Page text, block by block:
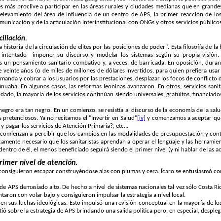
más proclive a participar en las áreas rurales y ciudades medianas que en
del área de influencia de un centro de APS, la primer reacción de
y de la articulación interinstitucional con ONGs y otros servicios
.
de la circulación de elites por las posiciones de poder". Esta filosofía de
imponer su discurso y modelar los sistemas según su propia
pensamiento sanitario combativo y, a veces, de barricada. En oposición,
años (o de miles de millones de dólares invertidos, para quien prefiera
y cobrar a los usuarios por las prestaciones, desplazar los focos de
En algunos casos, las reformas leoninas avanzaron. En otros, servicios
la mayoría de los servicios continúan siendo universales, gratuitos,
era tan negro. En un comienzo, se resistía al discurso de la economía de la
Ya no recitamos el "Invertir en Salud"[iv] y comenzamos a aceptar
pagar los servicios de Atención Primaria?, etc...
a percibir que los cambios en las modalidades de presupuestación y
necesario que los sanitaristas aprendan a operar el lenguaje y las
de él, el menos beneficiado seguirá siendo el primer nivel (y ni hablar de las
nivel de atención.
escapar construyéndose alas con plumas y cera. Ícaro se entusiasmó
demasiado alto. De hecho a nivel de sistemas nacionales tal vez sólo Costa
con volar bajo y consiguieron impulsar la estrategia a nivel local.
luchas ideológicas. Esto impulsó una revisión conceptual en la mayoría de
sobre la estrategia de APS brindando una salida política pero, en especial,